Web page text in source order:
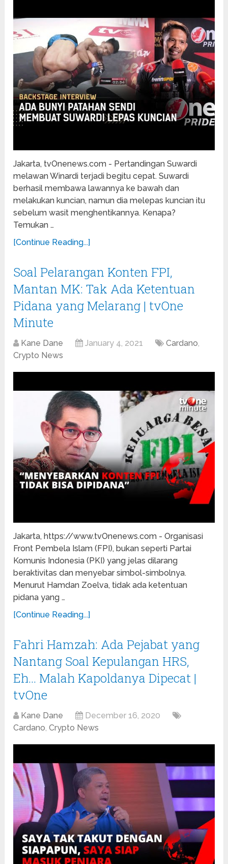
Jakarta, tvOnenews.com - Pertandingan Suwardi
melawan Winardi terjadi begitu cepat. Suwardi
berhasil membawa lawannya ke bawah dan
melakukan kuncian, namun dia melepas kuncian itu
sebelum wasit menghentikannya. Kenapa?
Temukan …
[Continue Reading...]
Soal Pelarangan Konten FPI,
Mantan MK: Tak Ada Ketentuan
Pidana yang Melarang | tvOne
Minute
Kane Dane January 4, 2021 Cardano,
Crypto News
Jakarta, https://www.tvOnenews.com - Organisasi
Front Pembela Islam (FPI), bukan seperti Partai
Komunis Indonesia (PKI) yang jelas dilarang
beraktivitas dan menyebar simbol-simbolnya.
Menurut Hamdan Zoelva, tidak ada ketentuan
pidana yang …
[Continue Reading...]
Fahri Hamzah: Ada Pejabat yang
Nantang Soal Kepulangan HRS,
Eh… Malah Kapoldanya Dipecat |
tvOne
Kane Dane
December 16, 2020
Cardano,Crypto News